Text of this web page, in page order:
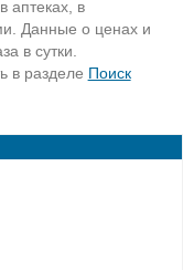
аптеках, в
Данные о ценах и
в сутки.
в разделе Поиск